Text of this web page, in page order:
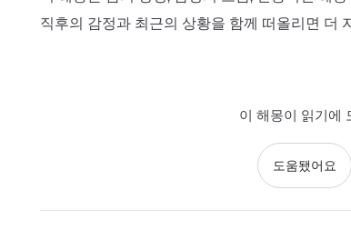
직후의 감정과 최근의 상황을 함께 떠올리면 더
이 해몽이 읽기에
도움됐어요